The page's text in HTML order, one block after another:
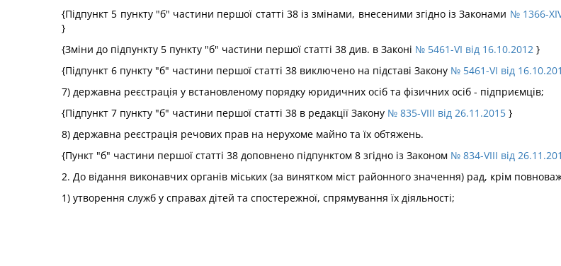
{Підпункт 5 пункту "б" частини першої статті 38 із змінами, внесеними згідно із Законами № 1366-
}
{Зміни до підпункту 5 пункту "б" частини першої статті 38 див. в Законі № 5461-VI від 16.10.2012 }
{Підпункт 6 пункту "б" частини першої статті 38 виключено на підставі Закону № 5461-VI від
7) державна реєстрація у встановленому порядку юридичних осіб та фізичних осіб - підприємців;
{Підпункт 7 пункту "б" частини першої статті 38 в редакції Закону № 835-VIII від 26.11.2015 }
8) державна реєстрація речових прав на нерухоме майно та їх обтяжень.
{Пункт "б" частини першої статті 38 доповнено підпунктом 8 згідно із Законом № 834-VIII від
2. До відання виконавчих органів міських (за винятком міст районного значення) рад, крім
1) утворення служб у справах дітей та спостережної, спрямування їх діяльності;